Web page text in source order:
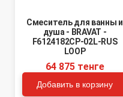
Смеситель для ванны и
душа - BRAVAT -
F6124182CP-02L-RUS
LOOP
64 875 тенге
Добавить в корзину